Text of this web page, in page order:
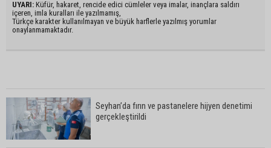
UYARI: Küfür, hakaret, rencide edici cümleler veya imalar, inançlara saldırı
içeren, imla kuralları ile yazılmamış,
Türkçe karakter kullanılmayan ve büyük harflerle yazılmış yorumlar
onaylanmamaktadır.
Seyhan’da fırın ve pastanelere hijyen denetimi
gerçekleştirildi